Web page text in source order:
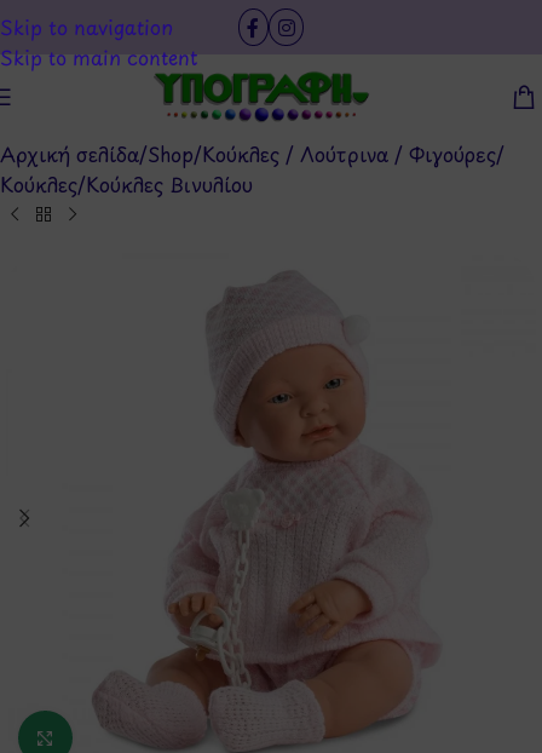
Skip to navigation
Skip to main content
Αρχική σελίδα/Shop/Κούκλες / Λούτρινα / Φιγούρες/
Κούκλες/Κούκλες Βινυλίου
Κάντε κλικ για μεγέθυνση